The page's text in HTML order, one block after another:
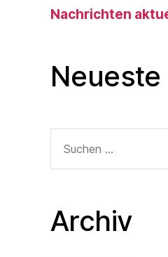
Nachrichten
nach:
Archiv